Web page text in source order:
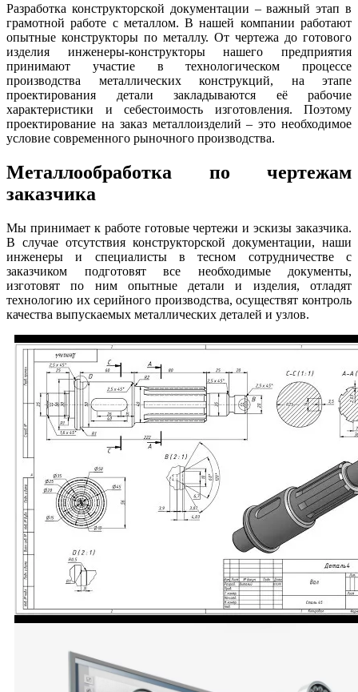
Разработка конструкторской документации – важный этап в
грамотной работе с металлом. В нашей компании работают
опытные конструкторы по металлу. От чертежа до готового
изделия инженеры-конструкторы нашего предприятия
принимают участие в технологическом процессе
производства металлических конструкций, на этапе
проектирования детали закладываются её рабочие
характеристики и себестоимость изготовления. Поэтому
проектирование на заказ металлоизделий – это необходимое
условие современного рыночного производства.
Металлообработка по чертежам
заказчика
Мы принимает к работе готовые чертежи и эскизы заказчика.
В случае отсутствия конструкторской документации, наши
инженеры и специалисты в тесном сотрудничестве с
заказчиком подготовят все необходимые документы,
изготовят по ним опытные детали и изделия, отладят
технологию их серийного производства, осуществят контроль
качества выпускаемых металлических деталей и узлов.